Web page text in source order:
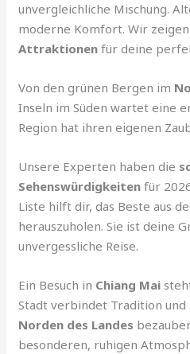
unvergleichliche Mischung.
moderne Komfort. Wir
Attraktionen für deine
Von den grünen Bergen im
Inseln im Süden wartet eine
Region hat ihren eigenen
Unsere Experten haben die
Sehenswürdigkeiten für
Liste hilft dir, das Beste aus
herauszuholen. Sie ist deine
unvergessliche Reise.
Ein Besuch in Chiang Mai
Stadt verbindet Tradition
Norden des Landes
besonderen, ruhigen